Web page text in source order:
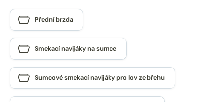
Přední brzda
Smekací navijáky na sumce
Sumcové smekací navijáky pro lov ze břehu